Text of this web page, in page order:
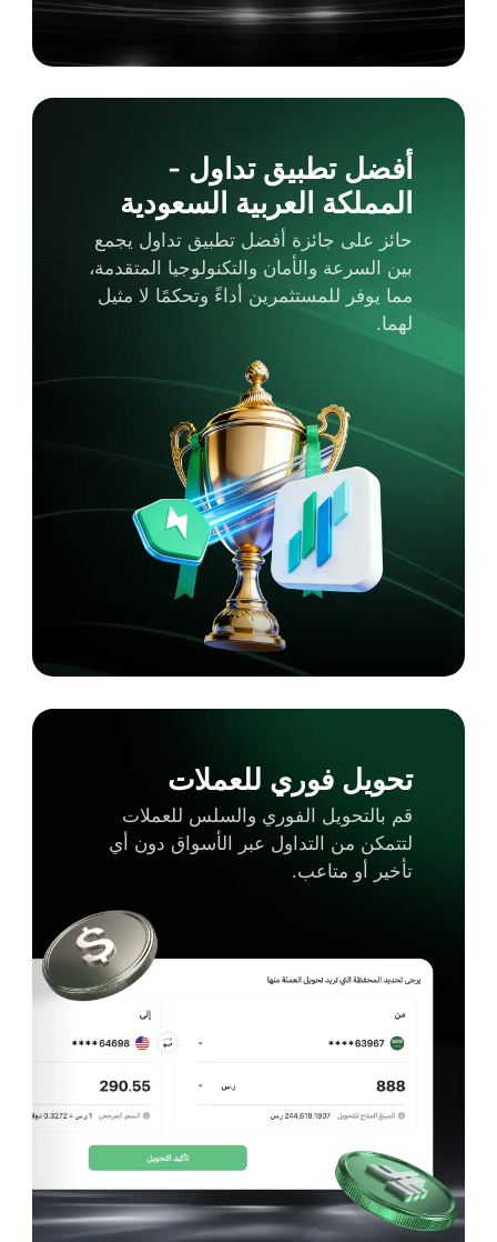
أفضل تطبيق تداول -
المملكة العربية السعودية
حائز على جائزة أفضل تطبيق تداول يجمع
بين السرعة والأمان والتكنولوجيا المتقدمة،
مما يوفر للمستثمرين أداءً وتحكمًا لا مثيل
لهما.
تحويل فوري للعملات
قم بالتحويل الفوري والسلس للعملات
لتتمكن من التداول عبر الأسواق دون أي
تأخير أو متاعب.